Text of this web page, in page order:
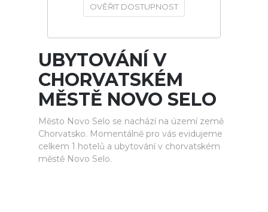
OVĚŘIT DOSTUPNOST
UBYTOVÁNÍ V
CHORVATSKÉM
MĚSTĚ NOVO SELO
Město Novo Selo se nachází na území země
Chorvatsko. Momentálně pro vás evidujeme
celkem 1 hotelů a ubytování v chorvatském
městě Novo Selo.